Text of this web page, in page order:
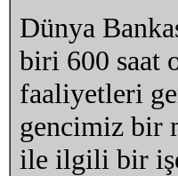
Dünya
biri 600 saat
faaliyetleri
gencimiz bir
ile ilgili bir